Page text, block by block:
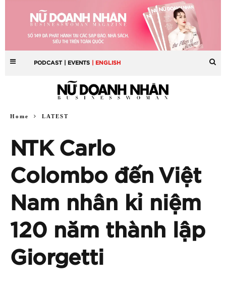
PODCAST | EVENTS | ENGLISH
Home LATEST
NTK Carlo
Colombo đến Việt
Nam nhân kỉ niệm
120 năm thành lập
Giorgetti